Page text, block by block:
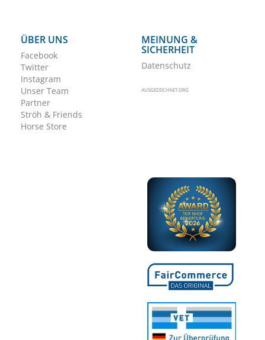
ÜBER UNS
Facebook
Twitter
Instagram
Unser Team
Partner
Ströh & Friends
Horse Store
MEINUNG &
SICHERHEIT
Datenschutz
AUSGEZEICHNET.ORG